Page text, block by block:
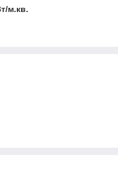
м.кв.